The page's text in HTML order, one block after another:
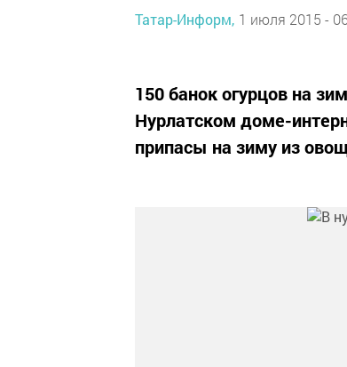
Татар-Информ, 1 июля 2015 -
150 банок огурцов на
Нурлатском доме-
припасы на зиму из